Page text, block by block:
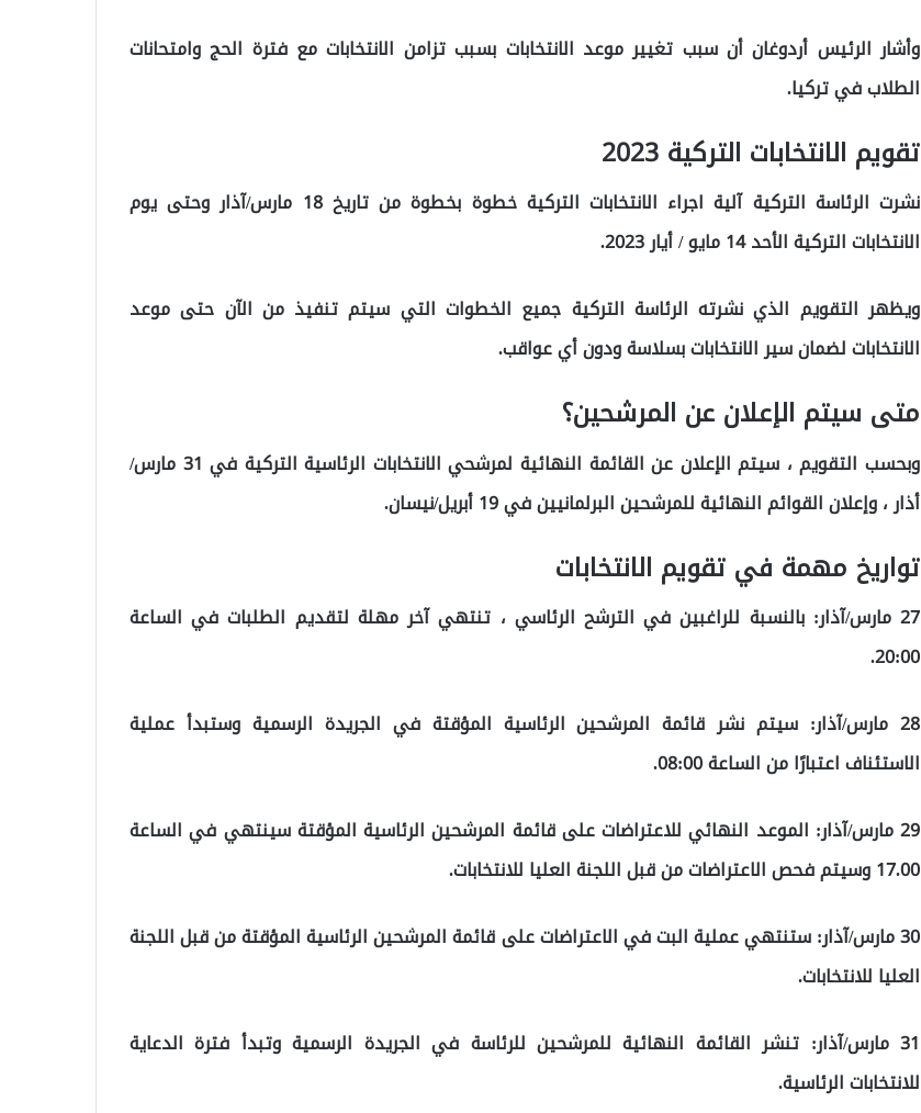
وأشار الرئيس أردوغان أن سبب تغيير موعد الانتخابات بسبب تزامن الانتخابات مع فترة الحج وامتحانات
الطلاب في تركيا.
تقويم الانتخابات التركية 2023
نشرت الرئاسة التركية آلية اجراء الانتخابات التركية خطوة بخطوة من تاريخ 18 مارس/آذار وحتى يوم
الانتخابات التركية الأحد 14 مايو / أيار 2023.
ويظهر التقويم الذي نشرته الرئاسة التركية جميع الخطوات التي سيتم تنفيذ من الآن حتى موعد
الانتخابات لضمان سير الانتخابات بسلاسة ودون أي عواقب.
متى سيتم الإعلان عن المرشحين؟
وبحسب التقويم ، سيتم الإعلان عن القائمة النهائية لمرشحي الانتخابات الرئاسية التركية في 31 مارس/
أذار ، وإعلان القوائم النهائية للمرشحين البرلمانيين في 19 أبريل/نيسان.
تواريخ مهمة في تقويم الانتخابات
27 مارس/آذار: بالنسبة للراغبين في الترشح الرئاسي ، تنتهي آخر مهلة لتقديم الطلبات في الساعة
20:00.
28 مارس/آذار: سيتم نشر قائمة المرشحين الرئاسية المؤقتة في الجريدة الرسمية وستبدأ عملية
الاستئناف اعتبارًا من الساعة 08:00.
29 مارس/آذار: الموعد النهائي للاعتراضات على قائمة المرشحين الرئاسية المؤقتة سينتهي في الساعة
17.00 وسيتم فحص الاعتراضات من قبل اللجنة العليا للانتخابات.
30 مارس/آذار: ستنتهي عملية البت في الاعتراضات على قائمة المرشحين الرئاسية المؤقتة من قبل اللجنة
العليا للانتخابات.
31 مارس/آذار: تنشر القائمة النهائية للمرشحين للرئاسة في الجريدة الرسمية وتبدأ فترة الدعاية
للانتخابات الرئاسية.